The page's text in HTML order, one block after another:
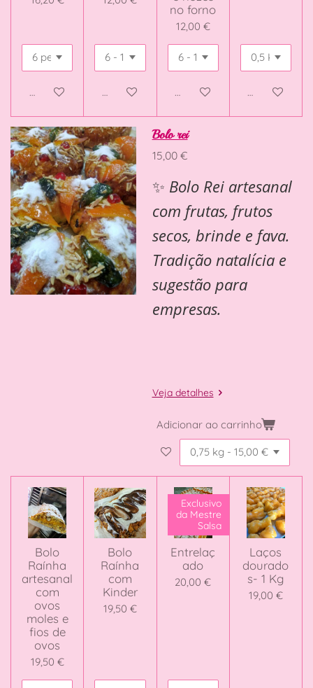
Veja detalhes Adicionar ao carrinho
no forno
12,00 €
Adicionar ao carrinhoAdicionar ao
Bolo rei
15,00 €
✨ Bolo Rei artesanal
com frutas, frutos
secos, brinde e fava.
Tradição natalícia e
sugestão para
empresas.
Veja detalhes
Adicionar ao carrinho
Bolo
Raínha
artesanal
com
ovos
moles e
fios de
ovos
19,50 €
Bolo
Raínha
com
Kinder
19,50 €
Exclusivo
da Mestre
Salsa
Entrelaç
ado
20,00 €
Laços
dourado
s- 1 Kg
19,00 €